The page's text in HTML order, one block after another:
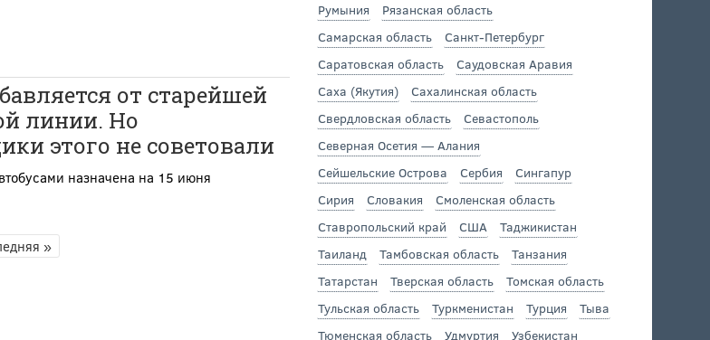
от старейшей
линии. Но
этого не советовали
назначена на 15 июня
»
Румыния
Рязанская область
Самарская область
Санкт-Петербург
Саратовская область
Саудовская Аравия
Саха (Якутия)
Сахалинская область
Свердловская область
Севастополь
Северная Осетия — Алания
Сейшельские Острова
Сербия
Сингапур
Сирия
Словакия
Смоленская область
Ставропольский край
США
Таджикистан
Таиланд
Тамбовская область
Танзания
Татарстан
Тверская область
Томская область
Тульская область
Туркменистан Турция
Тыва
Тюменская область
Удмуртия
Узбекистан